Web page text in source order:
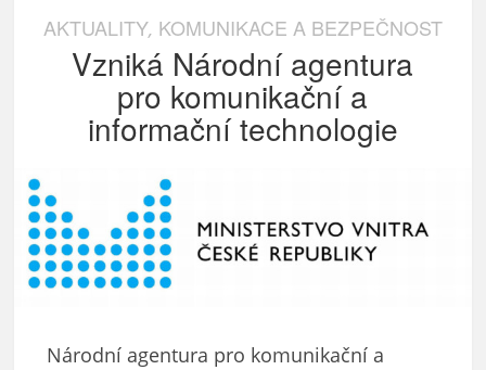
AKTUALITY, KOMUNIKACE A BEZPEČNOST
Vzniká Národní agentura
pro komunikační a
informační technologie
Národní agentura pro komunikační a